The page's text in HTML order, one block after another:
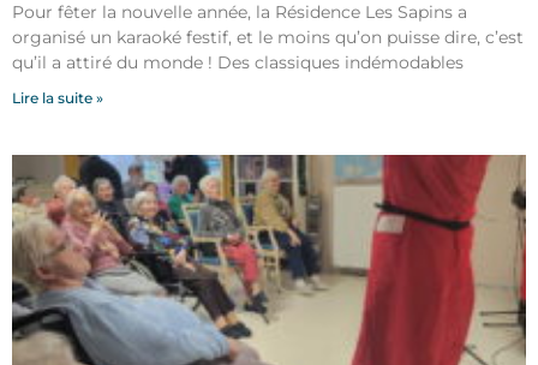
Pour fêter la nouvelle année, la Résidence Les Sapins a
organisé un karaoké festif, et le moins qu’on puisse dire, c’est
qu’il a attiré du monde ! Des classiques indémodables
Lire la suite »